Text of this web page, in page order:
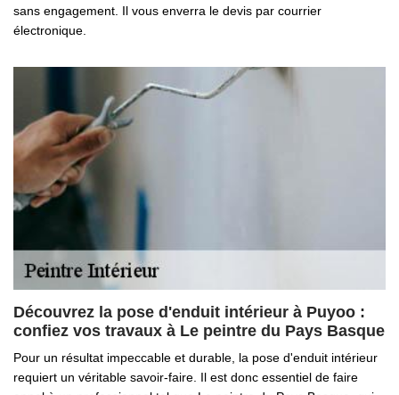
sans engagement. Il vous enverra le devis par courrier
électronique.
Découvrez la pose d'enduit intérieur à Puyoo :
confiez vos travaux à Le peintre du Pays Basque
Pour un résultat impeccable et durable, la pose d'enduit intérieur
requiert un véritable savoir-faire. Il est donc essentiel de faire